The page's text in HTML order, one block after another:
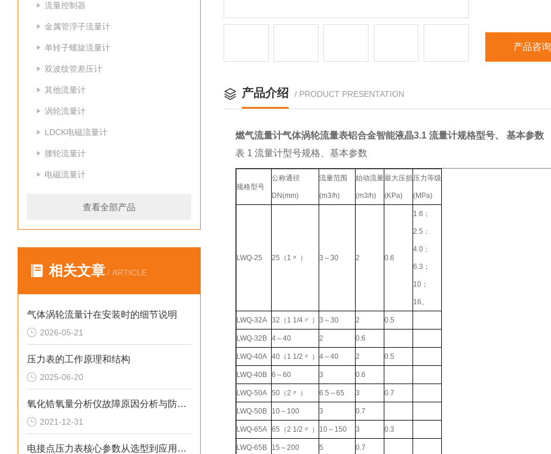
流量控制器
金属管浮子流量计
单转子螺旋流量计
双波纹管差压计
其他流量计
涡轮流量计
LDCK电磁流量计
腰轮流量计
电磁流量计
查看全部产品
相关文章 / ARTICLE
气体涡轮流量计在安装时的细节说明
2026-05-21
压力表的工作原理和结构
2025-06-20
氧化锆氧量分析仪故障原因分析与防范措施
2021-12-31
电接点压力表核心参数从选型到应用的系统化指南
产品咨询
产品介绍 / PRODUCT PRESENTATION
燃气流量计气体涡轮流量表铝合金智能液晶3.1 流量计规格型号、 基本参数
表 1 流量计型号规格、基本参数
规格型号
公称通径
DN(mm)
流量范围
(m3/h)
始动流量
(m3/h)
最大压损
(KPa)
压力等级
(MPa)
LWQ-25 25（1〃 ） 3～30 2 0.6
1.6；
2.5；
4.0；
6.3；
10；
16。
LWQ-32A 32（1 1/4〃 ） 3～30 2 0.5
LWQ-32B 4～40 2 0.6
LWQ-40A 40（1 1/2〃 ） 4～40 2 0.5
LWQ-40B 6～60 3 0.6
LWQ-50A 50（2〃 ） 6.5～65 3 0.7
LWQ-50B 10～100 3 0.7
LWQ-65A 65（2 1/2〃 ） 10～150 3 0.3
LWQ-65B 15～200 5 0.7